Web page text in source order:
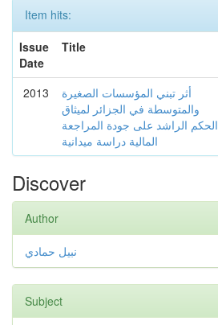
Item hits:
Issue
Date
Title
2013
أثر تبني المؤسسات الصغيرة
والمتوسطة في الجزائر لميثاق
الحكم الراشد على جودة المراجعة
المالية دراسة ميدانية
Discover
Author
نبيل حمادي
Subject